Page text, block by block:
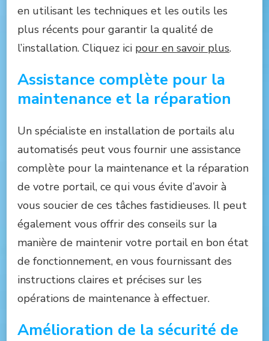
en utilisant les techniques et les outils les
plus récents pour garantir la qualité de
l’installation. Cliquez ici pour en savoir plus.
Assistance complète pour la
maintenance et la réparation
Un spécialiste en installation de portails alu
automatisés peut vous fournir une assistance
complète pour la maintenance et la réparation
de votre portail, ce qui vous évite d’avoir à
vous soucier de ces tâches fastidieuses. Il peut
également vous offrir des conseils sur la
manière de maintenir votre portail en bon état
de fonctionnement, en vous fournissant des
instructions claires et précises sur les
opérations de maintenance à effectuer.
Amélioration de la sécurité de